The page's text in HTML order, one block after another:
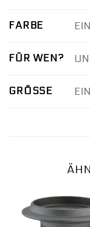
FARBE
FÜR WEN?
GRÖSSE